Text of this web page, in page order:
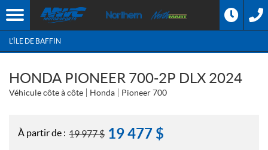
L'ÎLE DE BAFFIN
HONDA PIONEER 700-2P DLX 2024
Véhicule côte à côte Honda Pioneer 700
À partir de : 19 977$ 19 477 $